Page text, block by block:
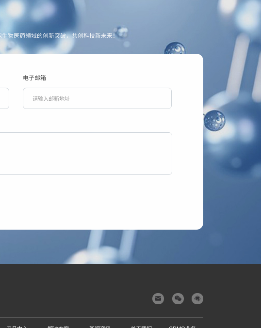
物医药领域的创新突破，共创科技新未来！
电子邮箱